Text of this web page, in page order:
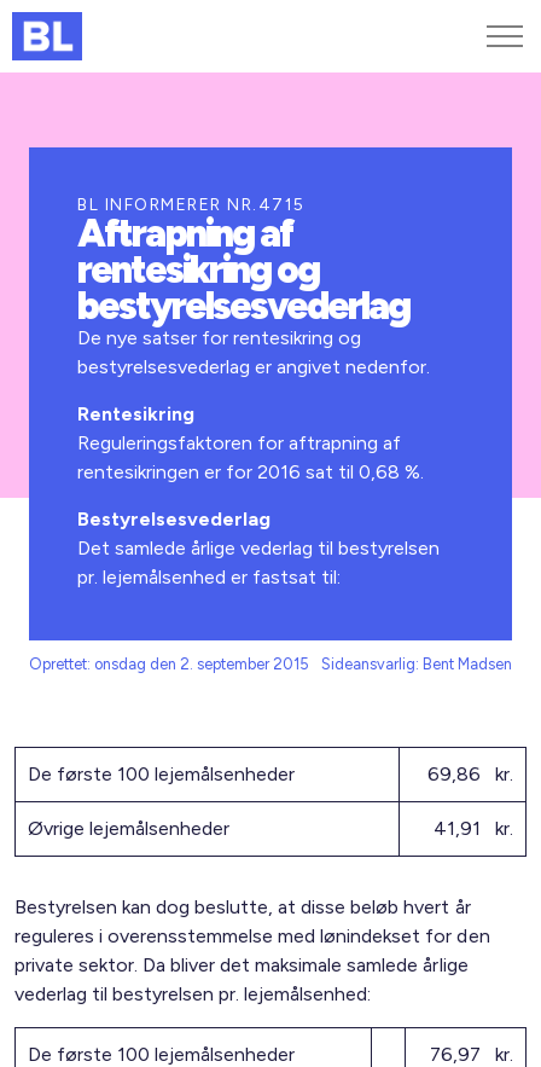
Kurser og arrangementer
Jobportalen
BL INFORMERER NR.4715
Aftrapning af
rentesikring og
bestyrelsesvederlag
De nye satser for rentesikring og
bestyrelsesvederlag er angivet nedenfor.
Rentesikring
Reguleringsfaktoren for aftrapning af
rentesikringen er for 2016 sat til 0,68 %.
Bestyrelsesvederlag
Det samlede årlige vederlag til bestyrelsen
pr. lejemålsenhed er fastsat til:
Oprettet: onsdag den 2. september 2015 Sideansvarlig: Bent Madsen
De første 100 lejemålsenheder 69,86 kr.
Øvrige lejemålsenheder 41,91 kr.
Bestyrelsen kan dog beslutte, at disse beløb hvert år
reguleres i overensstemmelse med lønindekset for den
private sektor. Da bliver det maksimale samlede årlige
vederlag til bestyrelsen pr. lejemålsenhed:
De første 100 lejemålsenheder 76,97 kr.